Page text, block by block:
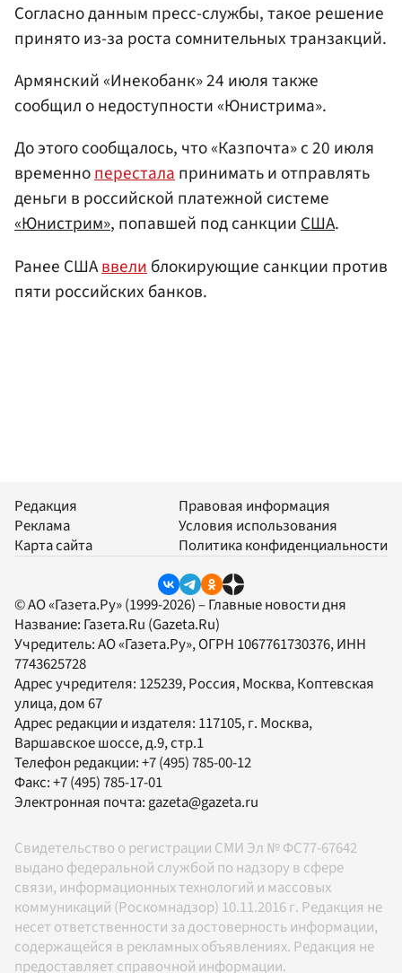
Согласно данным пресс-службы, такое решение
принято из-за роста сомнительных транзакций.
Армянский «Инекобанк» 24 июля также
сообщил о недоступности «Юнистрима».
До этого сообщалось, что «Казпочта» с 20 июля
временнопересталапринимать и отправлять
деньги в российской платежной системе
«Юнистрим», попавшей под санкцииСША.
Ранее СШАввелиблокирующие санкции против
пяти российских банков.
Редакция
Реклама
Карта сайта
Правовая информация
Условия использования
Политика конфиденциальности
© АО «Газета.Ру» (1999-2026) – Главные новости дня
Название: Газета.Ru (Gazeta.Ru)
Учредитель:АО «Газета.Ру», ОГРН 1067761730376, ИНН
7743625728
Адрес учредителя: 125239, Россия, Москва, Коптевская
улица, дом 67
Адрес редакции и издателя: 117105, г. Москва,
Варшавское шоссе, д.9, стр.1
Телефон редакции:+7 (495) 785-00-12
Факс:+7 (495) 785-17-01
Электронная почта:gazeta@gazeta.ru
Свидетельство о регистрации СМИ Эл № ФС77-67642
выдано федеральной службой по надзору в сфере
связи, информационных технологий и массовых
коммуникаций (Роскомнадзор) 10.11.2016 г. Редакция не
несет ответственности за достоверность информации,
содержащейся в рекламных объявлениях. Редакция не
предоставляет справочной информации.